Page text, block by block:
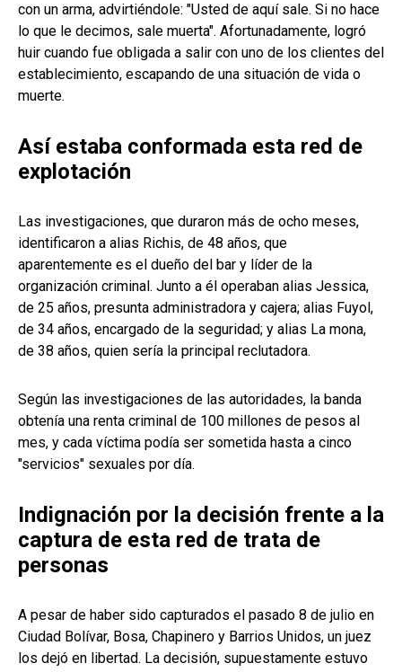
con un arma, advirtiéndole: "Usted de aquí sale. Si no hace
lo que le decimos, sale muerta". Afortunadamente, logró
huir cuando fue obligada a salir con uno de los clientes del
establecimiento, escapando de una situación de vida o
muerte.
Así estaba conformada esta red de
explotación
Las investigaciones, que duraron más de ocho meses,
identificaron a alias Richis, de 48 años, que
aparentemente es el dueño del bar y líder de la
organización criminal. Junto a él operaban alias Jessica,
de 25 años, presunta administradora y cajera; alias Fuyol,
de 34 años, encargado de la seguridad; y alias La mona,
de 38 años, quien sería la principal reclutadora.
Según las investigaciones de las autoridades, la banda
obtenía una renta criminal de 100 millones de pesos al
mes, y cada víctima podía ser sometida hasta a cinco
"servicios" sexuales por día.
Indignación por la decisión frente a la
captura de esta red de trata de
personas
A pesar de haber sido capturados el pasado 8 de julio en
Ciudad Bolívar, Bosa, Chapinero y Barrios Unidos, un juez
los dejó en libertad. La decisión, supuestamente estuvo